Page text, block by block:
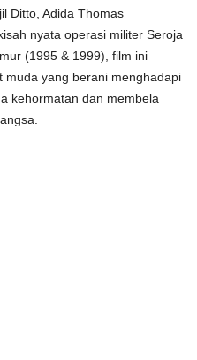
Ditto, Adida Thomas
nyata operasi militer Seroja
(1995 & 1999), film ini
muda yang berani menghadapi
kehormatan dan membela